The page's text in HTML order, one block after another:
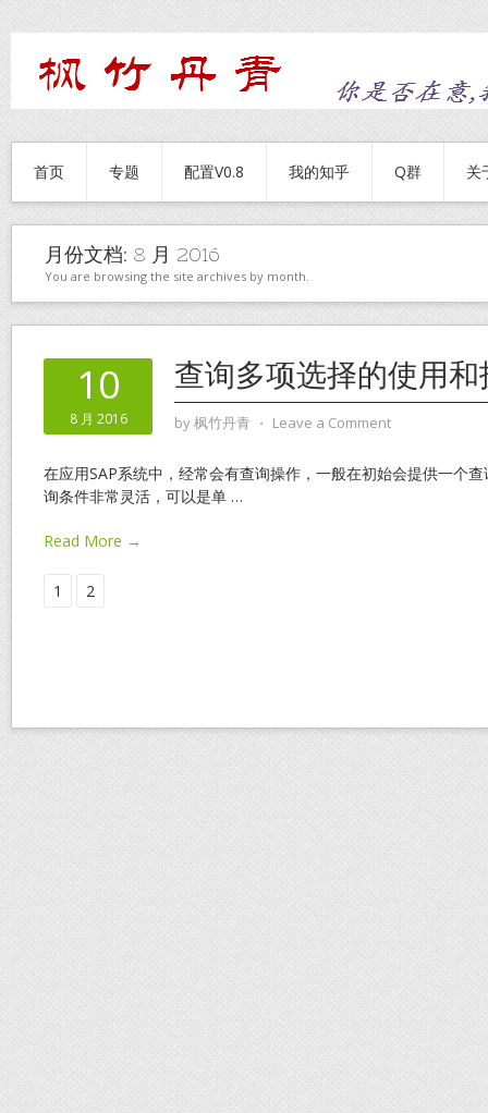
首页 专题 配置V0.8 我的知乎 Q群 关
月份文档: 8 月 2016
You are browsing the site archives by month.
10
8 月 2016
查询多项选择的使用和
by枫竹丹青 ⋅ Leave a Comment
在应用SAP系统中，经常会有查询操作，一般在初始会提供一个
询条件非常灵活，可以是单 …
Read More →
1 2